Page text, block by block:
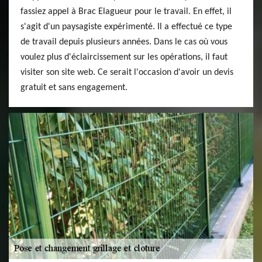
fassiez appel à Brac Elagueur pour le travail. En effet, il
s'agit d'un paysagiste expérimenté. Il a effectué ce type
de travail depuis plusieurs années. Dans le cas où vous
voulez plus d'éclaircissement sur les opérations, il faut
visiter son site web. Ce serait l'occasion d'avoir un devis
gratuit et sans engagement.